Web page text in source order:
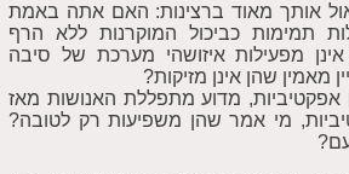
אותך מאוד ברצינות: האם אתה באמת
תמימות כביכול המוקרנות ללא הרף
מפעילות איזושהי מערכת של סיבה
מאמין שהן אינן מזיקות?
אפקטיביות, מדוע מתפללת האנושות מאז
מי אמר שהן משפיעות רק לטובה?